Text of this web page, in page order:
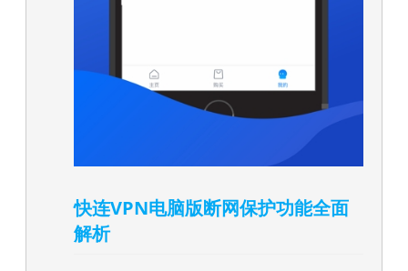
快连VPN电脑版断网保护功能全面
解析